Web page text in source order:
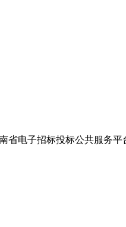
省电子招标投标公共服务平